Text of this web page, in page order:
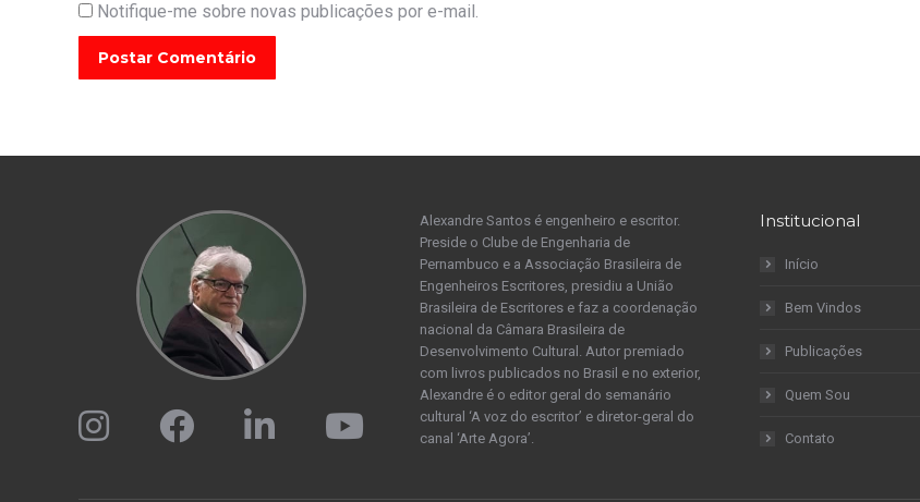
Notifique-me sobre novas publicações por e-mail.
Postar Comentário
Alexandre Santos é engenheiro e escritor.
Preside o Clube de Engenharia de
Pernambuco e a Associação Brasileira de
Engenheiros Escritores, presidiu a União
Brasileira de Escritores e faz a coordenação
nacional da Câmara Brasileira de
Desenvolvimento Cultural. Autor premiado
com livros publicados no Brasil e no exterior,
Alexandre é o editor geral do semanário
cultural ‘A voz do escritor’ e diretor-geral do
canal ‘Arte Agora’.
Institucional
Início
Bem Vindos
Publicações
Quem Sou
Contato